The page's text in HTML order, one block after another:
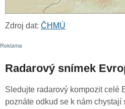
Zdroj dat: ČHMÚ
Radarový snímek
Sledujte radarový kompozit celé
poznáte odkud se k nám